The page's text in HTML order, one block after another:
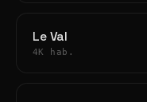
Le Val
4K hab.